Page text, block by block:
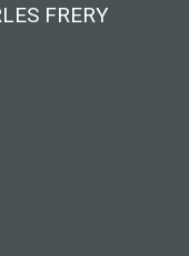
FRERY